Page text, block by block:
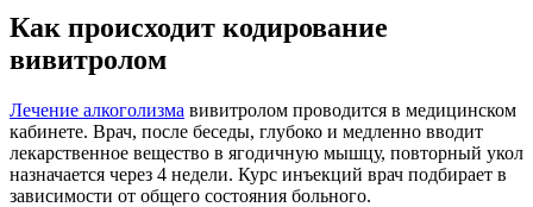
Как происходит кодирование
вивитролом
Лечение алкоголизма вивитролом проводится в медицинском
кабинете. Врач, после беседы, глубоко и медленно вводит
лекарственное вещество в ягодичную мышцу, повторный укол
назначается через 4 недели. Курс инъекций врач подбирает в
зависимости от общего состояния больного.